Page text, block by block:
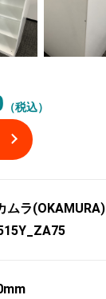
（税込）
ムラ(OKAMURA)